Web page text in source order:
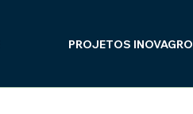
PROJETOS INOVAGRO